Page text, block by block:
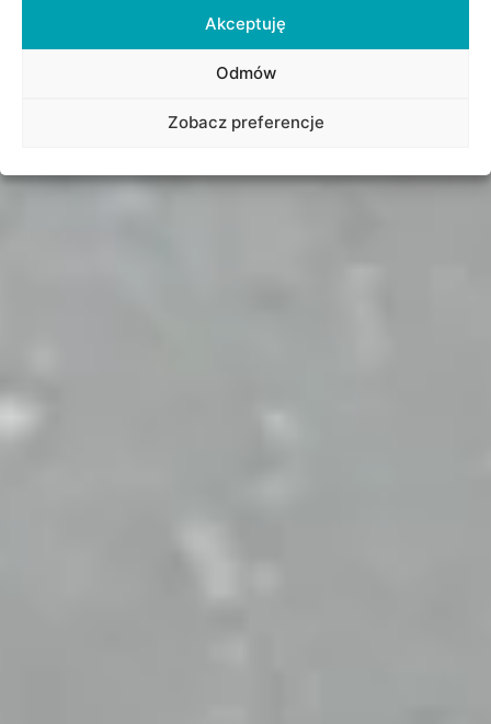
Akceptuję
Odmów
Zobacz preferencje